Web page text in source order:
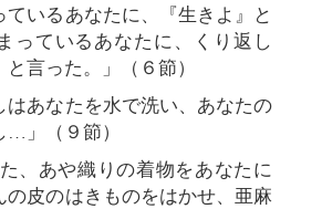
ているあなたに、『生きよ』と
っているあなたに、くり返し
言った。」（６節）
はあなたを水で洗い、あなたの
…」（９節）
、あや織りの着物をあなたに
の皮のはきものをはかせ、亜麻